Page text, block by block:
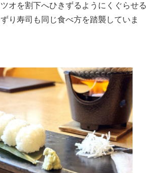
ツオを割下へひきずるようにくぐらせる
り寿司も同じ食べ方を踏襲していま